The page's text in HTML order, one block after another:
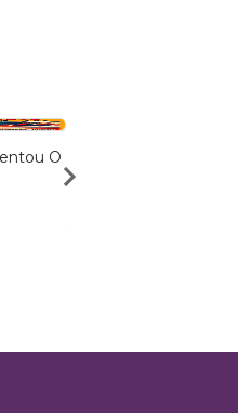
O
PINKERTON